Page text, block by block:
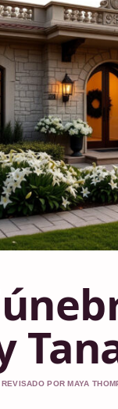
POR MAYA